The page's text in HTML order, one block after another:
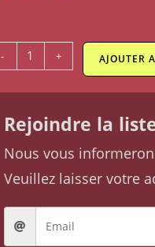
- + AJOUTER
Rejoindre la
Nous vous
Veuillez laisser votre